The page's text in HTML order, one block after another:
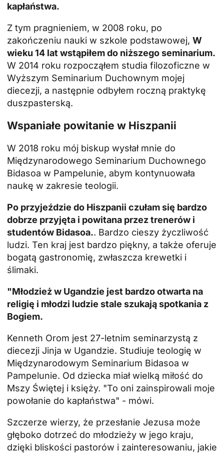
kapłaństwa.
Z tym pragnieniem, w 2008 roku, po
zakończeniu nauki w szkole podstawowej, W
wieku 14 lat wstąpiłem do niższego seminarium.
W 2014 roku rozpocząłem studia filozoficzne w
Wyższym Seminarium Duchownym mojej
diecezji, a następnie odbyłem roczną praktykę
duszpasterską.
Wspaniałe powitanie w Hiszpanii
W 2018 roku mój biskup wysłał mnie do
Międzynarodowego Seminarium Duchownego
Bidasoa w Pampelunie, abym kontynuowała
naukę w zakresie teologii.
Po przyjeździe do Hiszpanii czułam się bardzo
dobrze przyjęta i powitana przez trenerów i
studentów Bidasoa.. Bardzo cieszy życzliwość
ludzi. Ten kraj jest bardzo piękny, a także oferuje
bogatą gastronomię, zwłaszcza krewetki i
ślimaki.
"Młodzież w Ugandzie jest bardzo otwarta na
religię i młodzi ludzie stale szukają spotkania z
Bogiem.
Kenneth Orom jest 27-letnim seminarzystą z
diecezji Jinja w Ugandzie. Studiuje teologię w
Międzynarodowym Seminarium Bidasoa w
Pampelunie. Od dziecka miał wielką miłość do
Mszy Świętej i księży. "To oni zainspirowali moje
powołanie do kapłaństwa" - mówi.
Szczerze wierzy, że przesłanie Jezusa może
głęboko dotrzeć do młodzieży w jego kraju,
dzięki bliskości pastorów i zainteresowaniu, jakie